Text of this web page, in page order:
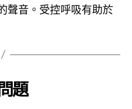
聲音。受控呼吸有助於
題